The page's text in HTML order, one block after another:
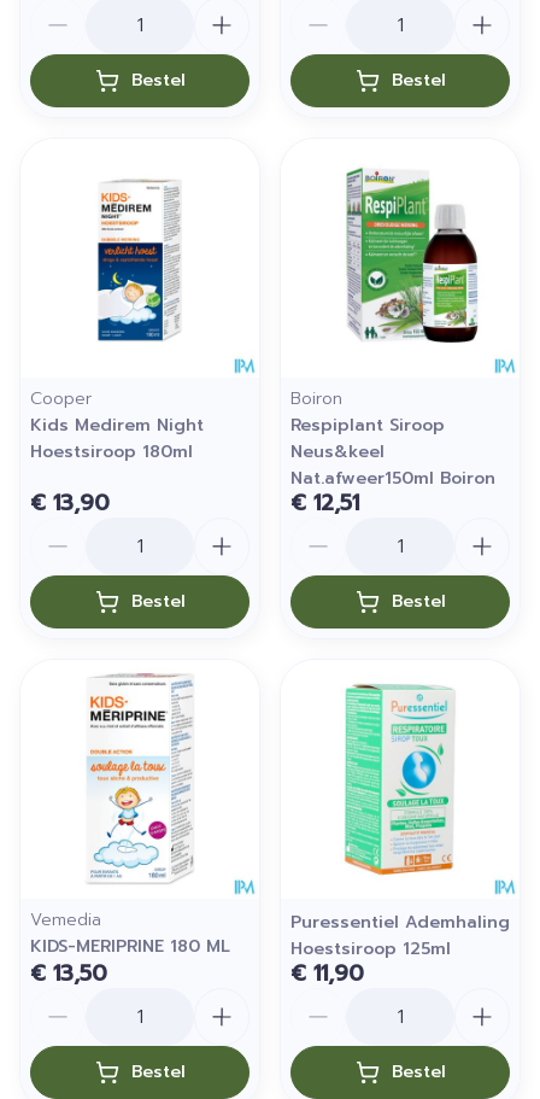
Bestel Bestel
Cooper
Kids Medirem Night
Hoestsiroop 180ml
€ 13,90
Bestel
Boiron
Respiplant Siroop
Neus&keel
Nat.afweer150ml Boiron
€ 12,51
Bestel
Vemedia
KIDS-MERIPRINE 180 ML
€ 13,50
Bestel
Puressentiel Ademhaling
Hoestsiroop 125ml
€ 11,90
Bestel